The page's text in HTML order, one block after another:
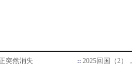
突然消失
2025回国（2）